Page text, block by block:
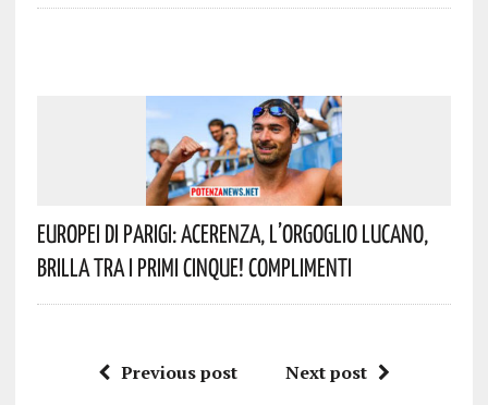
Europei Di Parigi: Acerenza, L’orgoglio Lucano,
Brilla Tra I Primi Cinque! Complimenti
Previous post Next post